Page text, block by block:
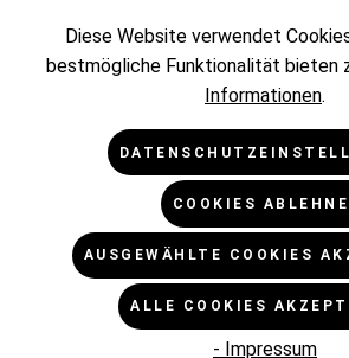
KUNDENINFORMATIONEN
RECHTLICHES
* Alle Preise exkl. gesetzl.
Versandkosten
und ggf.
anders angegeben.
Diese Website verwendet
bestmögliche Funktionalität bieten
Informationen.
COOKIES
AUSGEWÄHLTE COOKIES
ALLE COOKIES
- Impressum